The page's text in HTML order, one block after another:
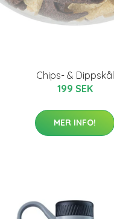
Chips- & Dippskål
199 SEK
MER INFO!